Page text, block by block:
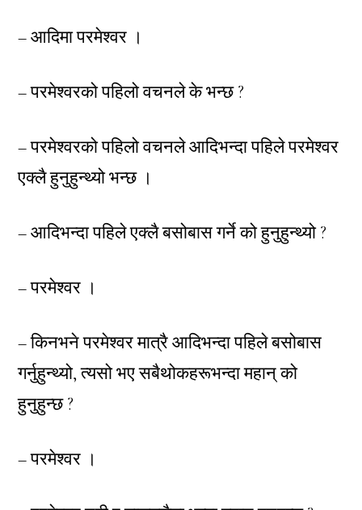
– आदिमा परमेश्वर ।
– परमेश्वरको पहिलो वचनले के भन्छ ?
– परमेश्वरको पहिलो वचनले आदिभन्दा पहिले परमेश्वर
एक्लै हुनुहुन्थ्यो भन्छ ।
– आदिभन्दा पहिले एक्लै बसोबास गर्ने को हुनुहुन्थ्यो ?
– परमेश्वर ।
– किनभने परमेश्वर मात्रै आदिभन्दा पहिले बसोबास
गर्नुहुन्थ्यो, त्यसो भए सबैथोकहरूभन्दा महान् को
हुनुहुन्छ ?
– परमेश्वर ।